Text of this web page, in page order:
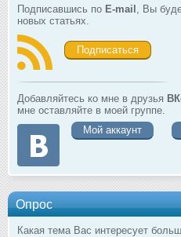
Подписавшись по E-mail , Вы
новых статьях.
Подписаться
Добавляйтесь ко мне в друзья
мне оставляйте в моей группе.
Мой аккаунт
Опрос
Какая тема Вас интересует